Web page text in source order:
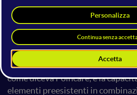
I video sono prodotti che possono
con concept rideclinabili che
declinati in più formati e su più
piattaforme senza perdere forza
disegnati sui budget a
come diceva Poincarè, è la
elementi preesistenti in